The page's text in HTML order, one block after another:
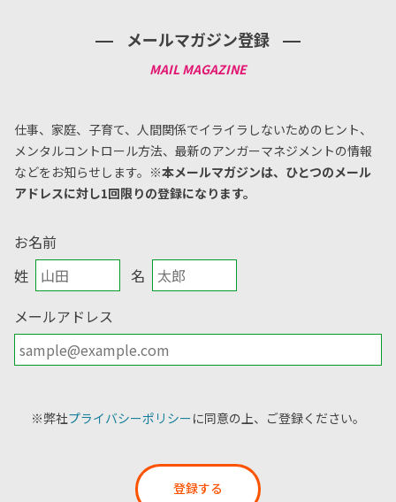
メールマガジン登録
仕事、家庭、子育て、人間関係でイライラしないためのヒント、
メンタルコントロール方法、 最新のアンガーマネジメントの情報
などをお知らせします。 ※本メールマガジンは、ひとつのメール
アドレスに対し1回限りの登録になります。
お名前
姓
名
メールアドレス
※弊社プライバシーポリシーに同意の上、ご登録ください。
登録する